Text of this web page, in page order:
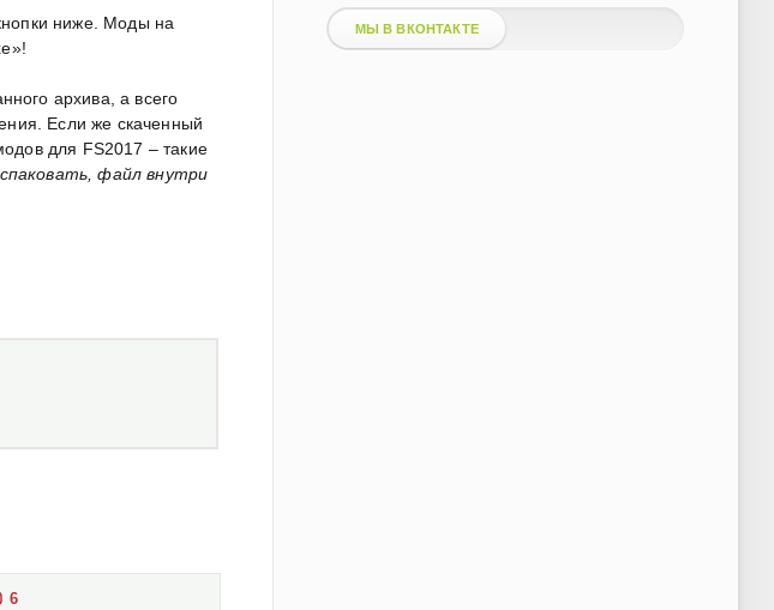
ниже. Моды на
архива, а всего
Если же скаченный
для FS2017 – такие
файл внутри
6
МЫ В ВКОНТАКТЕ